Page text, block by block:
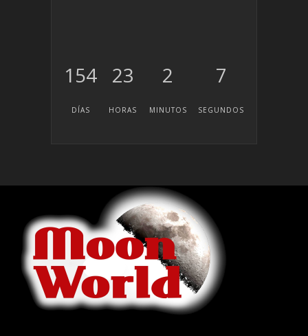
154
DÍAS
23
HORAS
2
MINUTOS
6
SEGUNDOS